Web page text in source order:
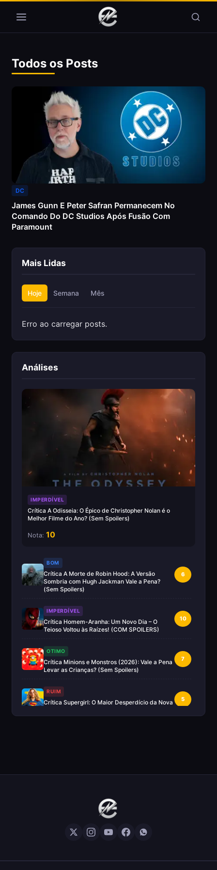
Todos os Posts
DC
James Gunn E Peter Safran Permanecem No
Comando Do DC Studios Após Fusão Com
Paramount
Mais Lidas
Hoje Semana Mês
Erro ao carregar posts.
Análises
IMPERDÍVEL
Crítica A Odisseia: O Épico de Christopher Nolan é o
Melhor Filme do Ano? (Sem Spoilers)
Nota: 10
BOM
Crítica A Morte de Robin Hood: A Versão
Sombria com Hugh Jackman Vale a Pena?
(Sem Spoilers)
6
IMPERDÍVEL
Crítica Homem-Aranha: Um Novo Dia – O
Teioso Voltou às Raízes! (COM SPOILERS)
10
OTIMO
Crítica Minions e Monstros (2026): Vale a Pena
Levar as Crianças? (Sem Spoilers)
7
RUIM
Crítica Supergirl: O Maior Desperdício da Nova
5
Crítica O Mandaloriano e Grogu: A Aventura
Perfeita de Star Wars? — Sem Spoilers
RUIM